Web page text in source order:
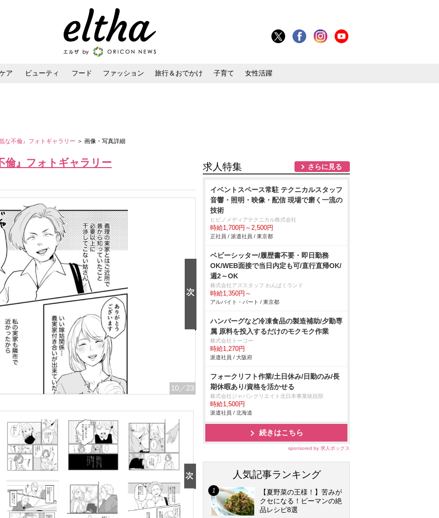
ア ビューティ フード ファッション 旅行＆おでかけ 子育て 女性活躍
な不倫』フォトギャラリー ＞ 画像・写真詳細
倫』フォトギャラリー
10 ／23
求人特集 さらに見る
イベントスペース常駐 テクニカルスタッフ
音響・照明・映像・配信 現場で磨く一流の
技術
ヒビノメディアテクニカル株式会社
時給1,700円～2,500円
正社員 / 派遣社員 / 東京都
ベビーシッター/履歴書不要・即日勤務
OK/WEB面接で当日内定も可/直行直帰OK/
週2～OK
株式会社アズスタッフ わんぱくランド
時給1,350円～
アルバイト・パート / 東京都
ハンバーグなど冷凍食品の製造補助/夕勤専
属 原料を投入するだけのモクモク作業
株式会社トーコー
時給1,270円
派遣社員 / 大阪府
フォークリフト作業/土日休み/日勤のみ/長
期休暇あり/資格を活かせる
株式会社ジャパンクリエイト北日本事業統括部
時給1,500円
派遣社員 / 北海道
続きはこちら
sponsored by 求人ボックス
人気記事ランキング
【夏野菜の王様！】苦みが
クセになる！ピーマンの絶
品レシピ8選